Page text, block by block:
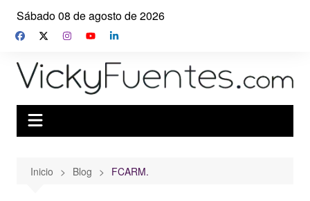
Saltar
contenido
Sábado 08 de agosto de 2026
Inicio Blog FCARM.